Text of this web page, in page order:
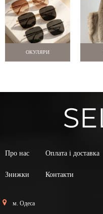
ОКУЛЯРИ
Про нас Оплата і доставка
Знижки Контакти
м. Одеса